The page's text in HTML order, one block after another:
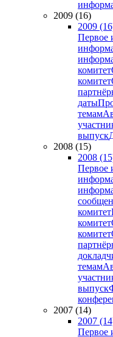
2009 (16)
2009
Первое
комитет
комитет
даты
темам
выпуск
2008 (15)
2008
Первое
комитет
комитет
комитет
темам
выпуск
2007 (14)
2007
Первое